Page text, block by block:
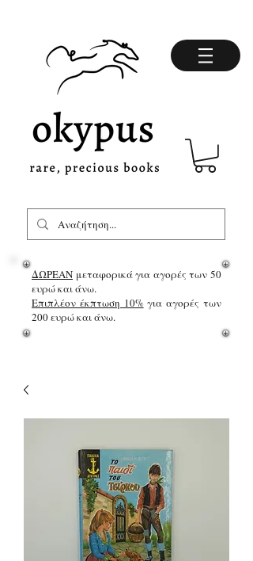
ΔΩΡΕΑΝ μεταφορικά για αγορές των 50
ευρώ και άνω.
Επιπλέον έκπτωση 10%για αγορές των
200 ευρώ και άνω.